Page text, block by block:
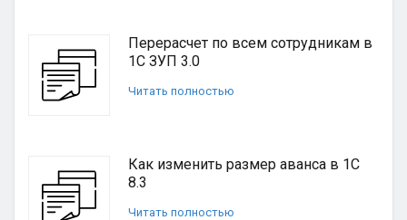
Перерасчет по всем сотрудникам в
1С ЗУП 3.0
Читать полностью
Как изменить размер аванса в 1С
8.3
Читать полностью